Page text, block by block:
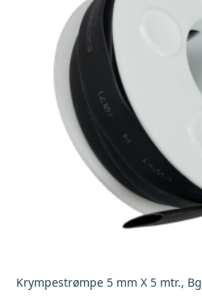
Krympestrømpe 5 mm X 5 mtr.,